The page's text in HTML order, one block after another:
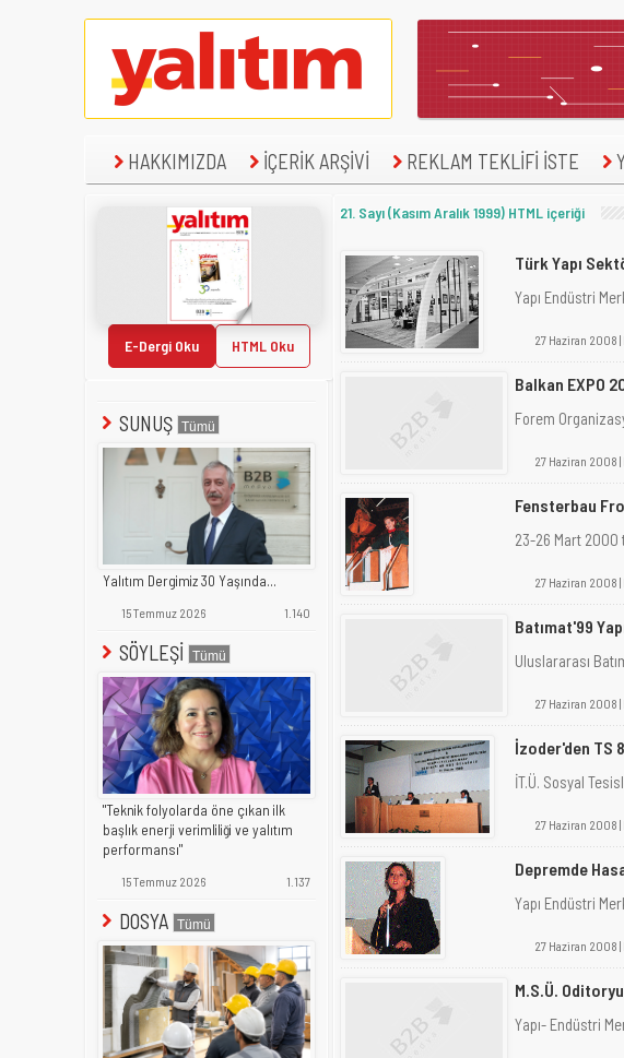
HAKKIMIZDA İÇERİK ARŞİVİ REKLAM TEKLİFİ İSTE
E-Dergi Oku HTML Oku
SUNUŞ
Yalıtım Dergimiz 30 Yaşında...
15 Temmuz 2026 1.140
SÖYLEŞİ
"Teknik folyolarda öne çıkan ilk
başlık enerji verimliliği ve yalıtım
performansı"
15 Temmuz 2026 1.137
DOSYA
21. Sayı (Kasım Aralık 1999) HTML içeriği
Türk Yapı
Yapı Endüstri
27 Haziran 2008 |
Balkan EXPO
Forem
27 Haziran 2008 |
Fensterbau
23-26 Mart 2000
27 Haziran 2008 |
Batımat'99
Uluslararası
27 Haziran 2008 |
İzoder'den TS
İT.Ü. Sosyal
27 Haziran 2008 |
Depremde
Yapı Endüstri
27 Haziran 2008 |
M.S.Ü.
Yapı- Endüstri